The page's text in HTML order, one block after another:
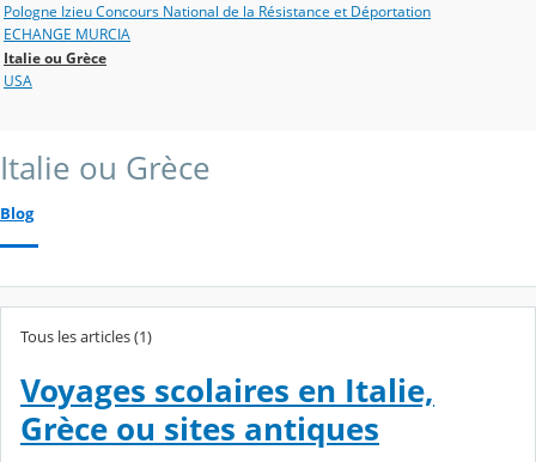
Pologne Izieu Concours National de la Résistance et Déportation
ECHANGE MURCIA
Italie ou Grèce
USA
Italie ou Grèce
Blog
Tous les articles (1)
Voyages scolaires en Italie,
Grèce ou sites antiques